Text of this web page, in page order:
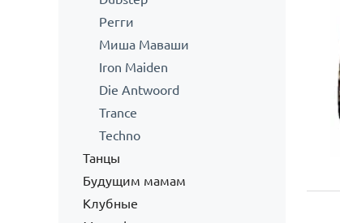
Регги
Миша Маваши
Iron Maiden
Die Antwoord
Trance
Techno
Танцы
Будущим мамам
Клубные